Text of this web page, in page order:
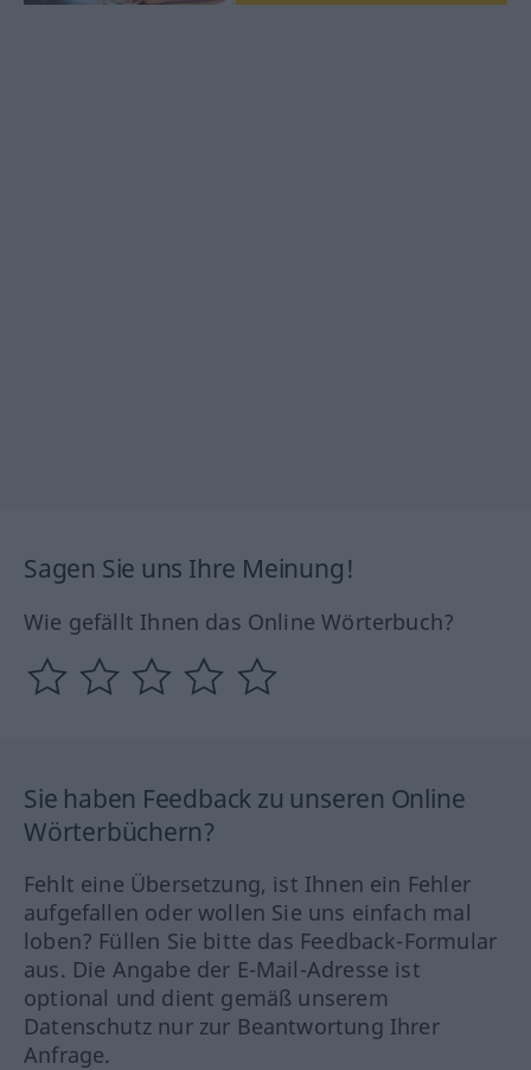
Sagen Sie uns Ihre Meinung!
Wie gefällt Ihnen das Online Wörterbuch?
Sie haben Feedback zu unseren Online
Wörterbüchern?
Fehlt eine Übersetzung, ist Ihnen ein Fehler
aufgefallen oder wollen Sie uns einfach mal
loben? Füllen Sie bitte das Feedback-Formular
aus. Die Angabe der E-Mail-Adresse ist
optional und dient gemäß unserem
Datenschutz nur zur Beantwortung Ihrer
Anfrage.